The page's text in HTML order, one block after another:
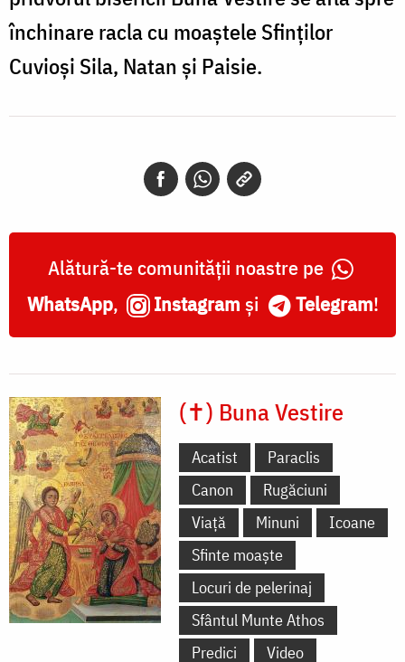
închinare racla cu moaștele Sfinţilor
Cuvioşi Sila, Natan și Paisie.
Alătură-te comunității noastre pe
WhatsApp, Instagram și Telegram!
(✝) Buna Vestire
Acatist
Paraclis
Canon
Rugăciuni
Viață
Minuni
Icoane
Sfinte moaște
Locuri de pelerinaj
Sfântul Munte Athos
Predici
Video